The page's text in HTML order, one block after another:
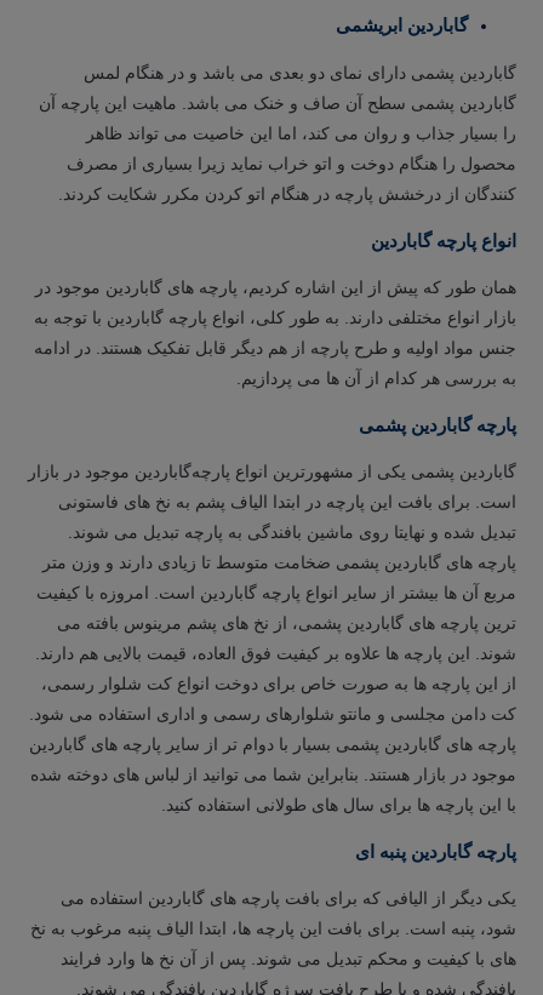
گاباردین ابریشمی
گاباردین پشمی دارای نمای دو بعدی می باشد و در هنگام لمس
گاباردین پشمی سطح آن صاف و خنک می باشد. ماهیت این پارچه آن
را بسیار جذاب و روان می‌ کند، اما این خاصیت می‌ تواند ظاهر
محصول را هنگام دوخت و اتو خراب نماید زیرا بسیاری از مصرف‌
کنندگان از درخشش پارچه در هنگام اتو کردن مکرر شکایت کردند.
انواع پارچه گاباردین
همان طور که پیش از این اشاره کردیم، پارچه های گاباردین موجود در
بازار انواع مختلفی دارند. به طور کلی، انواع پارچه گاباردین با توجه به
جنس مواد اولیه و طرح پارچه از هم دیگر قابل تفکیک هستند. در ادامه
به بررسی هر کدام از آن ها می پردازیم.
پارچه گاباردین پشمی
گاباردین پشمی یکی از مشهورترین انواع پارچه‌گاباردین موجود در بازار
است. برای بافت این پارچه در ابتدا الیاف پشم به نخ های فاستونی
تبدیل شده و نهایتا روی ماشین بافندگی به پارچه تبدیل می شوند.
پارچه های گاباردین پشمی ضخامت متوسط تا زیادی دارند و وزن متر
مربع آن ها بیشتر از سایر انواع پارچه گاباردین است. امروزه با کیفیت
ترین پارچه های گاباردین پشمی، از نخ های پشم مرینوس بافته می
شوند. این پارچه ها علاوه بر کیفیت فوق العاده، قیمت بالایی هم دارند.
از این پارچه ها به صورت خاص برای دوخت انواع کت شلوار رسمی،
کت دامن مجلسی و مانتو شلوارهای رسمی و اداری استفاده می شود.
پارچه های گاباردین پشمی بسیار با دوام تر از سایر پارچه های گاباردین
موجود در بازار هستند. بنابراین شما می توانید از لباس های دوخته شده
با این پارچه ها برای سال های طولانی استفاده کنید.
پارچه گاباردین پنبه ای
یکی دیگر از الیافی که برای بافت پارچه های گاباردین استفاده می
شود، پنبه است. برای بافت این پارچه ها، ابتدا الیاف پنبه مرغوب به نخ
های با کیفیت و محکم تبدیل می شوند. پس از آن نخ ها وارد فرایند
بافندگی شده و با طرح بافت سرژه گاباردین بافندگی می شوند.